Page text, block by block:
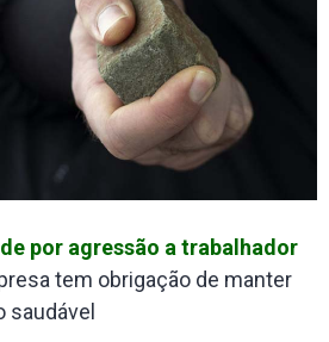
por agressão a trabalhador
tem obrigação de manter
saudável